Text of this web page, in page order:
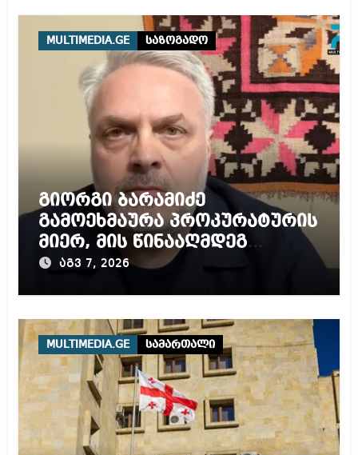
MULTIMEDIA.GE საზოგადო
გიორგი ბარამიძე
გამოეხმაურა პროკურატურის
მიერ, მის წინააღმდეგ
დაწყებულ გამოძიებას
აგვ 7, 2026
MULTIMEDIA.GE სამართალი